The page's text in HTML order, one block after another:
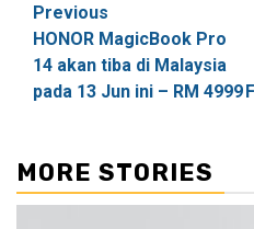
Post
navigation
Previous
HONOR MagicBook Pro
14 akan tiba di Malaysia
pada 13 Jun ini – RM 4999
MORE STORIES